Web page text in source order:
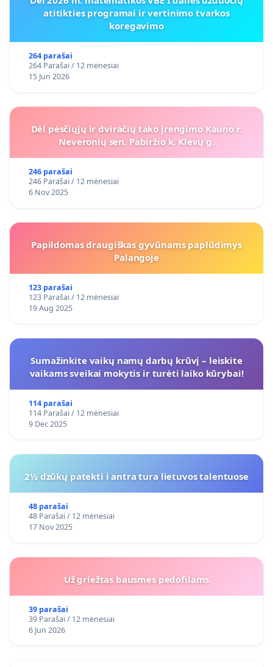
atitikties programai ir vertinimo tvarkos
koregavimo
264 parašai
264 Parašai / 12 mėnesiai
15 Jun 2026
Dėl pėsčiųjų ir dviračių tako įrengimo Kauno r.
Neveronių sen. Pabiržio k. Klevų g.
246 parašai
246 Parašai / 12 mėnesiai
6 Nov 2025
Papildomas draugiškas gyvūnams paplūdimys
Palangoje
123 parašai
123 Parašai / 12 mėnesiai
19 Aug 2025
Sumažinkite vaikų namų darbų krūvį – leiskite
vaikams sveikai mokytis ir turėti laiko kūrybai!
114 parašai
114 Parašai / 12 mėnesiai
9 Dec 2025
2½ dzūkų patekti i antra tura lietuvos talentuose
48 parašai
48 Parašai / 12 mėnesiai
17 Nov 2025
Už griežtas bausmes pedofilams
39 parašai
39 Parašai / 12 mėnesiai
6 Jun 2026